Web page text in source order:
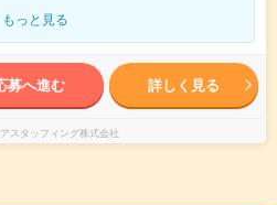
もっと見る
募へ進む 詳しく見る
スタッフィング株式会社